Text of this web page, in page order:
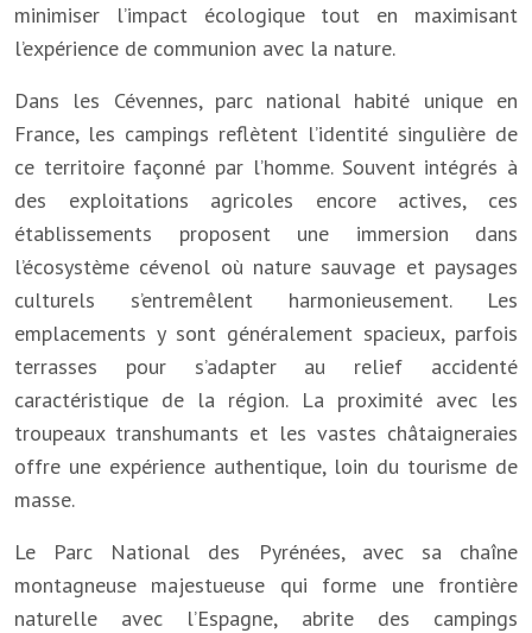
minimiser l’impact écologique tout en maximisant
l’expérience de communion avec la nature.
Dans les Cévennes, parc national habité unique en
France, les campings reflètent l’identité singulière de
ce territoire façonné par l’homme. Souvent intégrés à
des exploitations agricoles encore actives, ces
établissements proposent une immersion dans
l’écosystème cévenol où nature sauvage et paysages
culturels s’entremêlent harmonieusement. Les
emplacements y sont généralement spacieux, parfois
terrasses pour s’adapter au relief accidenté
caractéristique de la région. La proximité avec les
troupeaux transhumants et les vastes châtaigneraies
offre une expérience authentique, loin du tourisme de
masse.
Le Parc National des Pyrénées, avec sa chaîne
montagneuse majestueuse qui forme une frontière
naturelle avec l’Espagne, abrite des campings